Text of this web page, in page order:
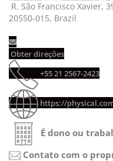
R. São Francisco Xavier,
20550-015, Brazil
Obter direções
+55 21 2567-2423
https://
É dono ou
Contato com o